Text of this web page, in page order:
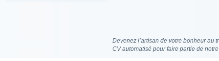
Devenez l’artisan de votre bonheur au
CV automatisé pour faire partie de